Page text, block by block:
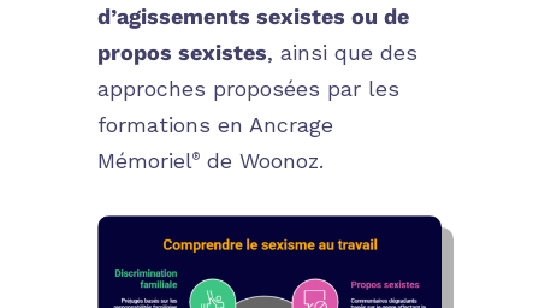
d’agissements sexistes ou de
propos sexistes, ainsi que des
approches proposées par les
formations en Ancrage
Mémoriel®de Woonoz.